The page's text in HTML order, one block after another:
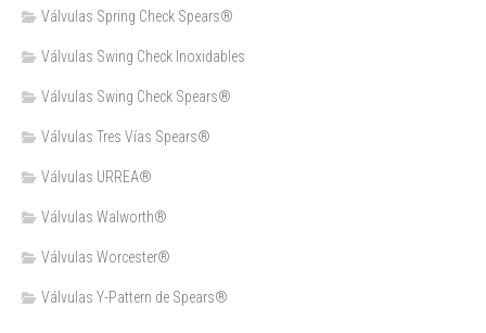
Válvulas Spring Check Spears®
Válvulas Swing Check Inoxidables
Válvulas Swing Check Spears®
Válvulas Tres Vías Spears®
Válvulas URREA®
Válvulas Walworth®
Válvulas Worcester®
Válvulas Y-Pattern de Spears®️